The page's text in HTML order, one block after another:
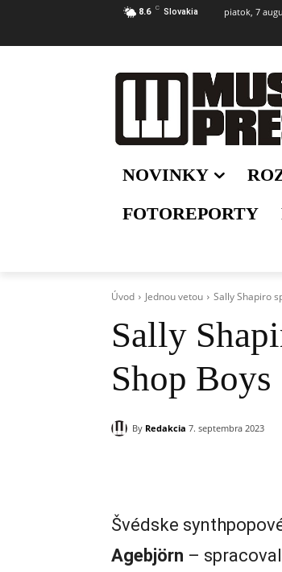
8.6 C Slovakia piatok, 7
NOVINKY
FOTOREPORTY
Úvod Jednou vetou Sally Shapiro
Sally
Shop Boys
By Redakcia 7. septembra 2023
Švédske
Agebjörn –